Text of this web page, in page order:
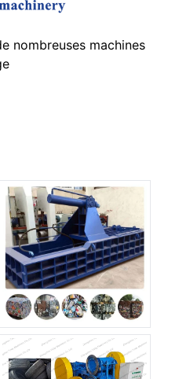
nombreuses machines